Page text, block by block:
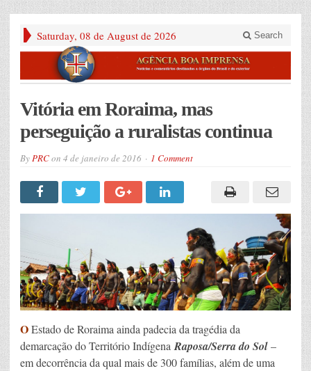
Saturday, 08 de August de 2026 Search
Vitória em Roraima, mas
perseguição a ruralistas continua
ByPRCon 4 de janeiro de 2016 1 Comment
OEstado de Roraima ainda padecia da tragédia da
demarcação do Território IndígenaRaposa/Serra do Sol–
em decorrência da qual mais de 300 famílias, além de uma